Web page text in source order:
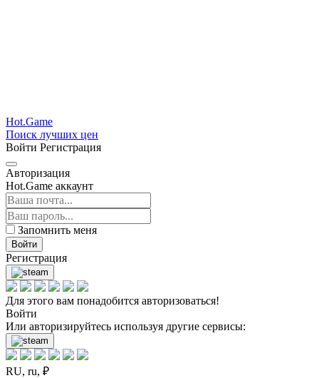
Hot.Game
Поиск лучших цен
Войти Регистрация
Авторизация
Hot.Game аккаунт
Запомнить меня
Войти
Регистрация
Для этого вам понадобится авторизоваться!
Войти
Или авторизируйтесь используя другие сервисы:
RU, ru, ₽